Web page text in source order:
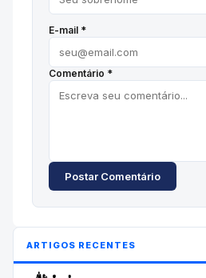
E-mail *
Comentário *
Postar Comentário
ARTIGOS RECENTES